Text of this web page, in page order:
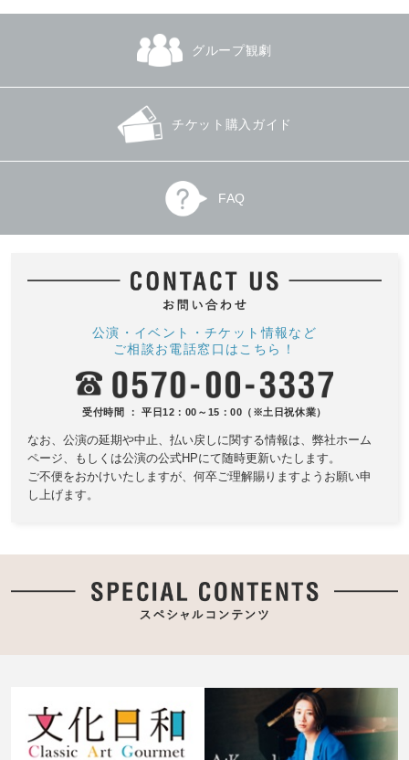
グループ観劇
チケット購入ガイド
FAQ
公演・イベント・チケット情報など
ご相談お電話窓口はこちら！
受付時間 ： 平日12：00～15：00（※土日祝休業）
なお、公演の延期や中止、払い戻しに関する情報は、 弊社ホーム
ページ、もしくは公演の公式HPにて随時更新いたします。
ご不便をおかけいたしますが、何卒ご理解賜りますようお願い申
し上げます。